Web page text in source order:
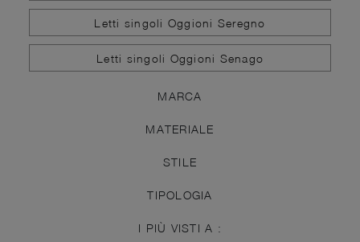
Letti singoli Oggioni Seregno
Letti singoli Oggioni Senago
MARCA
MATERIALE
STILE
TIPOLOGIA
I PIÙ VISTI A :